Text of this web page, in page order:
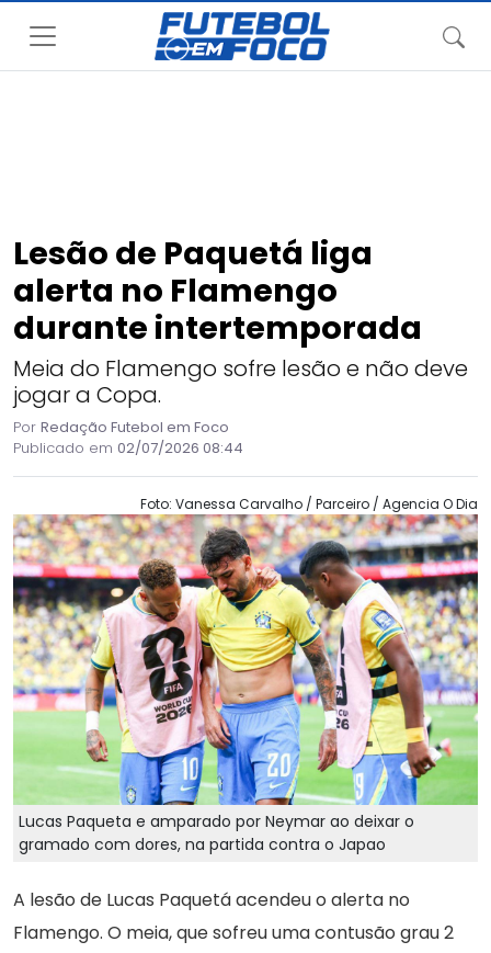
Lesão de Paquetá liga
alerta no Flamengo
durante intertemporada
Meia do Flamengo sofre lesão e não deve
jogar a Copa.
Por Redação Futebol em Foco
Publicado em 02/07/2026 08:44
Foto: Vanessa Carvalho / Parceiro / Agencia O Dia
Lucas Paqueta e amparado por Neymar ao deixar o
gramado com dores, na partida contra o Japao
A lesão de Lucas Paquetá acendeu o alerta no
Flamengo. O meia, que sofreu uma contusão grau 2